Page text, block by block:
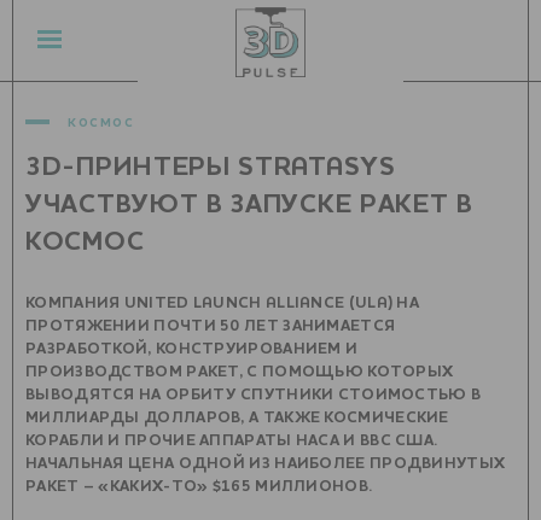
космос
3D-ПРИНТЕРЫ STRATASYS
УЧАСТВУЮТ В ЗАПУСКЕ РАКЕТ В
КОСМОС
КОМПАНИЯ UNITED LAUNCH ALLIANCE (ULA) НА
ПРОТЯЖЕНИИ ПОЧТИ 50 ЛЕТ ЗАНИМАЕТСЯ
РАЗРАБОТКОЙ, КОНСТРУИРОВАНИЕМ И
ПРОИЗВОДСТВОМ РАКЕТ, С ПОМОЩЬЮ КОТОРЫХ
ВЫВОДЯТСЯ НА ОРБИТУ СПУТНИКИ СТОИМОСТЬЮ В
МИЛЛИАРДЫ ДОЛЛАРОВ, А ТАКЖЕ КОСМИЧЕСКИЕ
КОРАБЛИ И ПРОЧИЕ АППАРАТЫ НАСА И ВВС США.
НАЧАЛЬНАЯ ЦЕНА ОДНОЙ ИЗ НАИБОЛЕЕ ПРОДВИНУТЫХ
РАКЕТ – «КАКИХ-ТО» $165 МИЛЛИОНОВ.